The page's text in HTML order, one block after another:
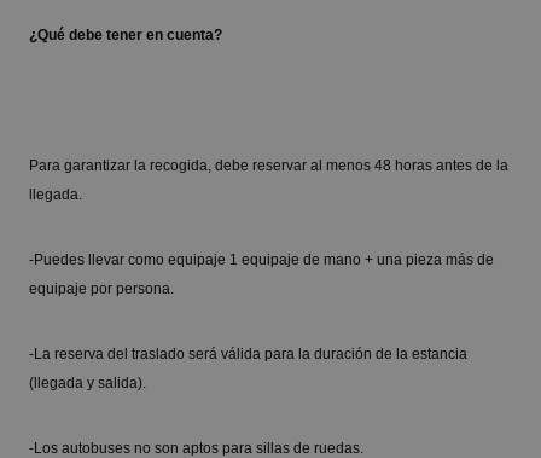
¿Qué debe tener en cuenta?
Para garantizar la recogida, debe reservar al menos 48 horas antes de la
llegada.
-Puedes llevar como equipaje 1 equipaje de mano + una pieza más de
equipaje por persona.
-La reserva del traslado será válida para la duración de la estancia
(llegada y salida).
-Los autobuses no son aptos para sillas de ruedas.